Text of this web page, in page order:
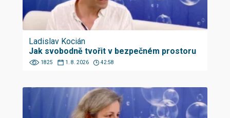
Ladislav Kocián
Jak svobodně tvořit v bezpečném prostoru
1825 1. 8. 2026 42:58